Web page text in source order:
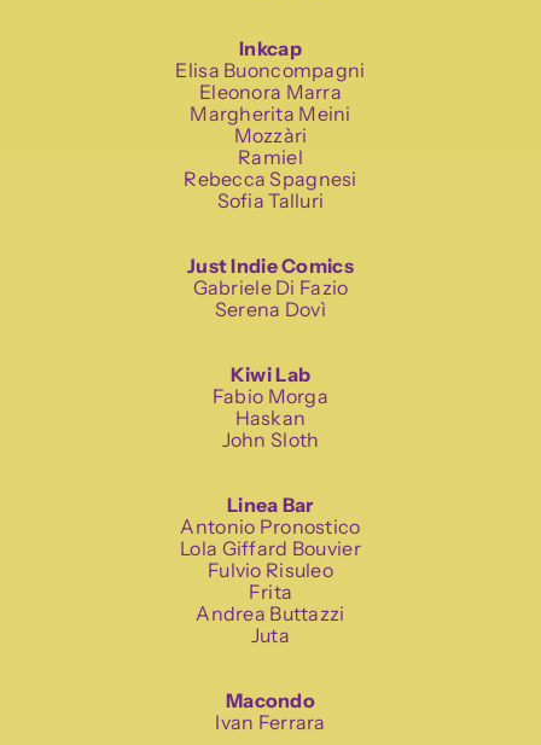
Inkcap
Elisa Buoncompagni
Eleonora Marra
Margherita Meini
Mozzàri
Ramiel
Rebecca Spagnesi
Sofia Talluri
Just Indie Comics
Gabriele Di Fazio
Serena Dovì
Kiwi Lab
Fabio Morga
Haskan
John Sloth
Linea Bar
Antonio Pronostico
Lola Giffard Bouvier
Fulvio Risuleo
Frita
Andrea Buttazzi
Juta
Macondo
Ivan Ferrara